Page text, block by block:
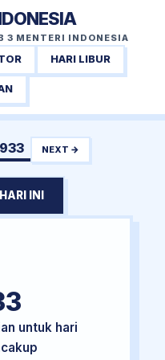
3 MENTERI INDONESIA
HARI LIBUR
NEXT →
INI
untuk hari